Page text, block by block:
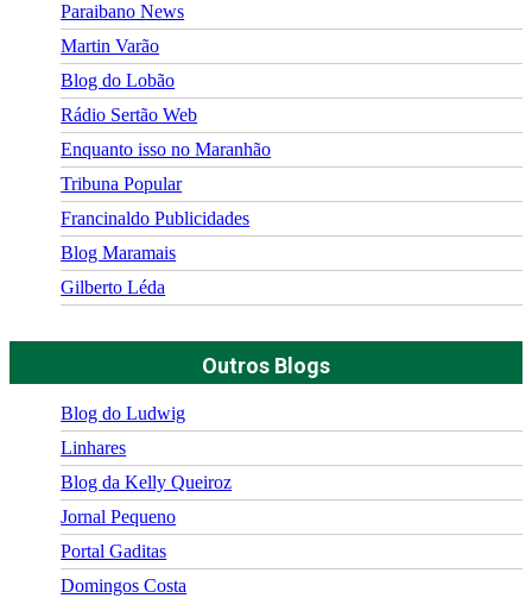
Paraibano News
Martin Varão
Blog do Lobão
Rádio Sertão Web
Enquanto isso no Maranhão
Tribuna Popular
Francinaldo Publicidades
Blog Maramais
Gilberto Léda
Outros Blogs
Blog do Ludwig
Linhares
Blog da Kelly Queiroz
Jornal Pequeno
Portal Gaditas
Domingos Costa